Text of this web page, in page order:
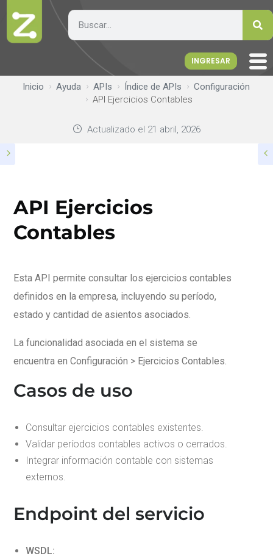
INGRESAR
Inicio Ayuda APIs Índice de APIs
Configuración
API Ejercicios Contables
Actualizado el 21 abril, 2026
API Ejercicios
Contables
Esta API permite consultar los ejercicios contables
definidos en la empresa, incluyendo su período,
estado y cantidad de asientos asociados.
La funcionalidad asociada en el sistema se
encuentra en Configuración > Ejercicios Contables.
Casos de uso
Consultar ejercicios contables existentes.
Validar períodos contables activos o cerrados.
Integrar información contable con sistemas
externos.
Endpoint del servicio
WSDL: